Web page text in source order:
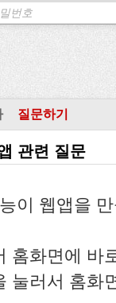
질문하기
관련 질문
이 웹앱을
홈화면에 바
눌러서 홈화